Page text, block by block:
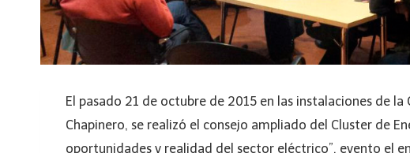
El pasado 21 de octubre de 2015 en las instalaciones de
Chapinero, se realizó el consejo ampliado del Cluster de
oportunidades y realidad del sector eléctrico”, evento el